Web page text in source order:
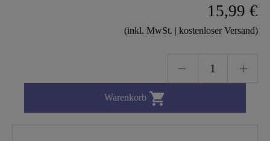
15,99 €
(inkl. MwSt. | kostenloser Versand)
Warenkorb 